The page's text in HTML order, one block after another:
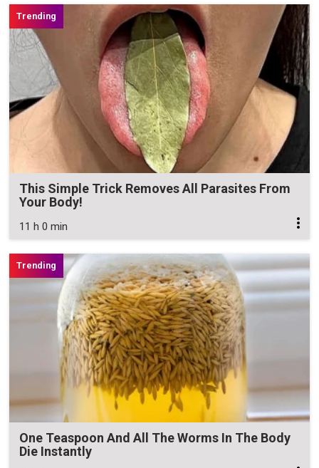
This Simple Trick Removes All Parasites From
Your Body!
11 h 0 min
One Teaspoon And All The Worms In The Body
Die Instantly